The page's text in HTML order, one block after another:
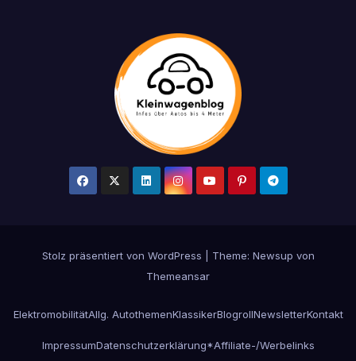
Stolz präsentiert von WordPress
Theme: Newsup von
Themeansar
ElektromobilitätAllg. AutothemenKlassikerBlogrollNewsletterKontakt
ImpressumDatenschutzerklärung*Affiliate-/Werbelinks